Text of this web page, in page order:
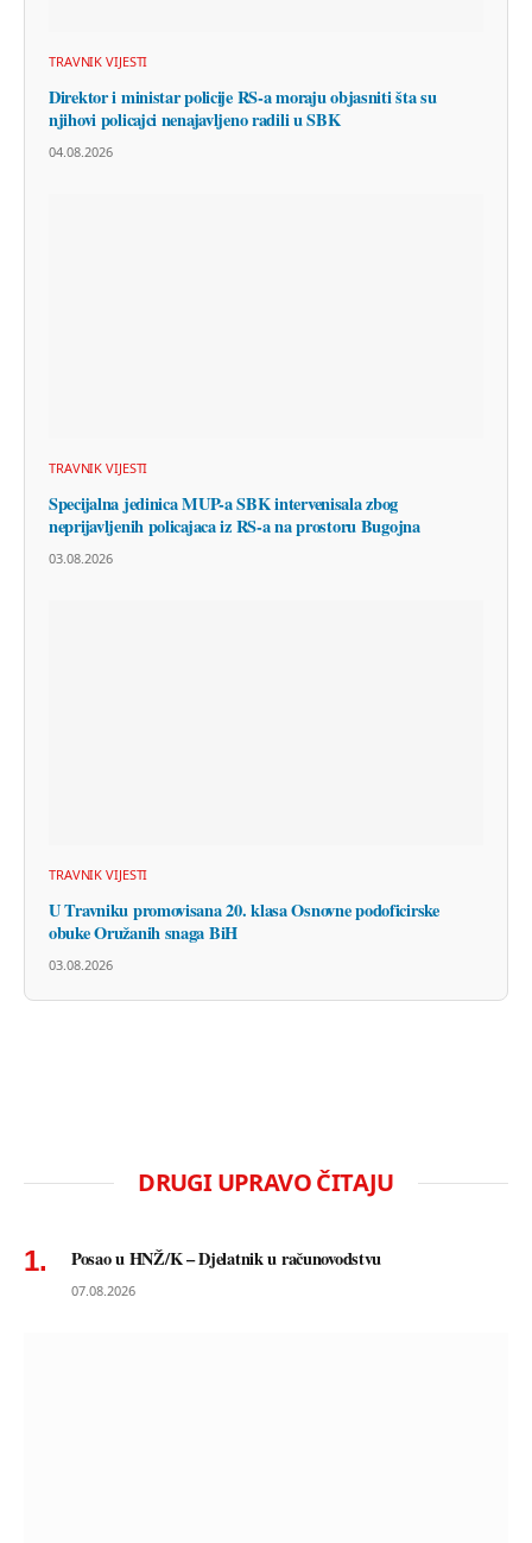
TRAVNIK VIJESTI
Direktor i ministar policije RS-a moraju objasniti šta su
njihovi policajci nenajavljeno radili u SBK
04.08.2026
TRAVNIK VIJESTI
Specijalna jedinica MUP-a SBK intervenisala zbog
neprijavljenih policajaca iz RS-a na prostoru Bugojna
03.08.2026
TRAVNIK VIJESTI
U Travniku promovisana 20. klasa Osnovne podoficirske
obuke Oružanih snaga BiH
03.08.2026
DRUGI UPRAVO ČITAJU
Posao u HNŽ/K – Djelatnik u računovodstvu
07.08.2026